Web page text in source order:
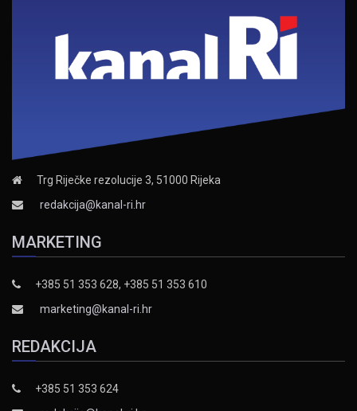
Trg Riječke rezolucije 3, 51000 Rijeka
redakcija@kanal-ri.hr
MARKETING
+385 51 353 628, +385 51 353 610
marketing@kanal-ri.hr
REDAKCIJA
+385 51 353 624